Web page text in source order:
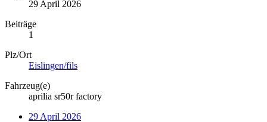
29 April 2026
Beiträge
1
Plz/Ort
Eislingen/fils
Fahrzeug(e)
aprilia sr50r factory
29 April 2026